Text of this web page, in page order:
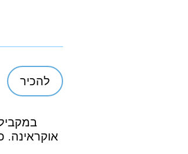
להכיר
אוקראינה.